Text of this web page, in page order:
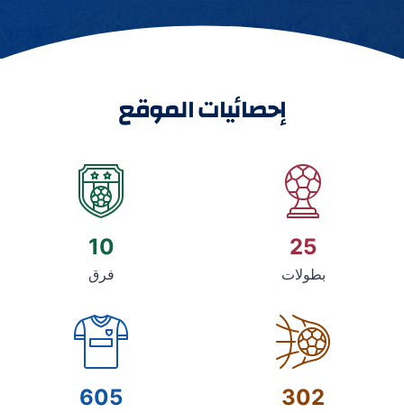
إحصائيات الموقع
25
بطولات
10
فرق
302
605